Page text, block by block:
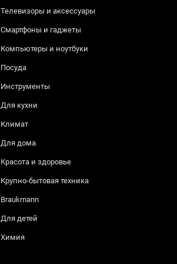
Телевизоры и аксессуары
Смартфоны и гаджеты
Компьютеры и ноутбуки
Посуда
Инструменты
Для кухни
Климат
Для дома
Красота и здоровье
Крупно-бытовая техника
Braukmann
Для детей
Химия